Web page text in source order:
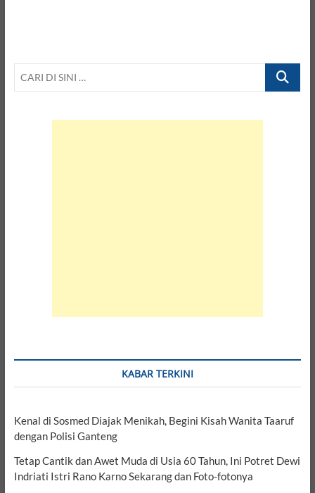
CARI
KABAR TERKINI
Kenal di Sosmed Diajak Menikah, Begini Kisah Wanita Taaruf
dengan Polisi Ganteng
Tetap Cantik dan Awet Muda di Usia 60 Tahun, Ini Potret Dewi
Indriati Istri Rano Karno Sekarang dan Foto-fotonya